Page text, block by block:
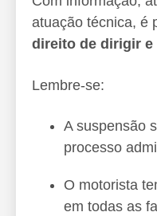
atuação técnica, é
direito de dirigir e
Lembre-se:
A suspensão
processo
O motorista
em todas as